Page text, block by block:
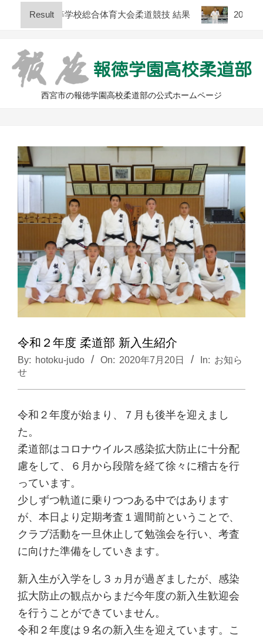
Result
庫県高等学校総合体育大会柔道競技 結果 2026年度
西宮市の報徳学園高校柔道部の公式ホームページ
Menu
令和２年度 柔道部 新入生紹介
By: hotoku-judo On: 2020年7月20日 In: お知ら
せ
令和２年度が始まり、７月も後半を迎えまし
た。
柔道部はコロナウイルス感染拡大防止に十分配
慮をして、６月から段階を経て徐々に稽古を行
っています。
少しずつ軌道に乗りつつある中ではあります
が、本日より定期考査１週間前ということで、
クラブ活動を一旦休止して勉強会を行い、考査
に向けた準備をしていきます。
新入生が入学をし３ヵ月が過ぎましたが、感染
拡大防止の観点からまだ今年度の新入生歓迎会
を行うことができていません。
令和２年度は９名の新入生を迎えています。こ